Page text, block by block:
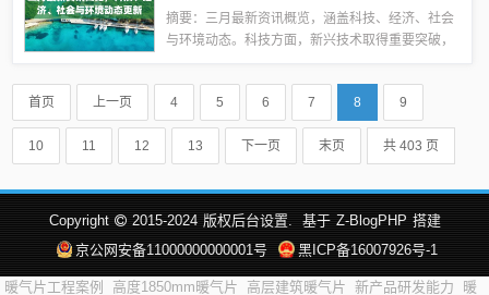
摘要：三月最新资讯概览，涵盖科技、经济、社会
与环境动态。科技方面，新兴技术取得重要突破，
经济复苏步伐加快，新兴市场增长势头强劲；社会
方面，教育、医疗等公共服务质量提升，就业...
首页 上一页 4 5 6 7 8 9
10 11 12 13 下一页 末页 共 403 页
Copyright 2015-2024 版权后台设置. 基于 Z-BlogPHP 搭建
京公网安备11000000000001号
黑ICP备16007926号-1
暖气片工程案例 高度1850mm暖气片 高层建筑暖气片 新产品研发能力 暖